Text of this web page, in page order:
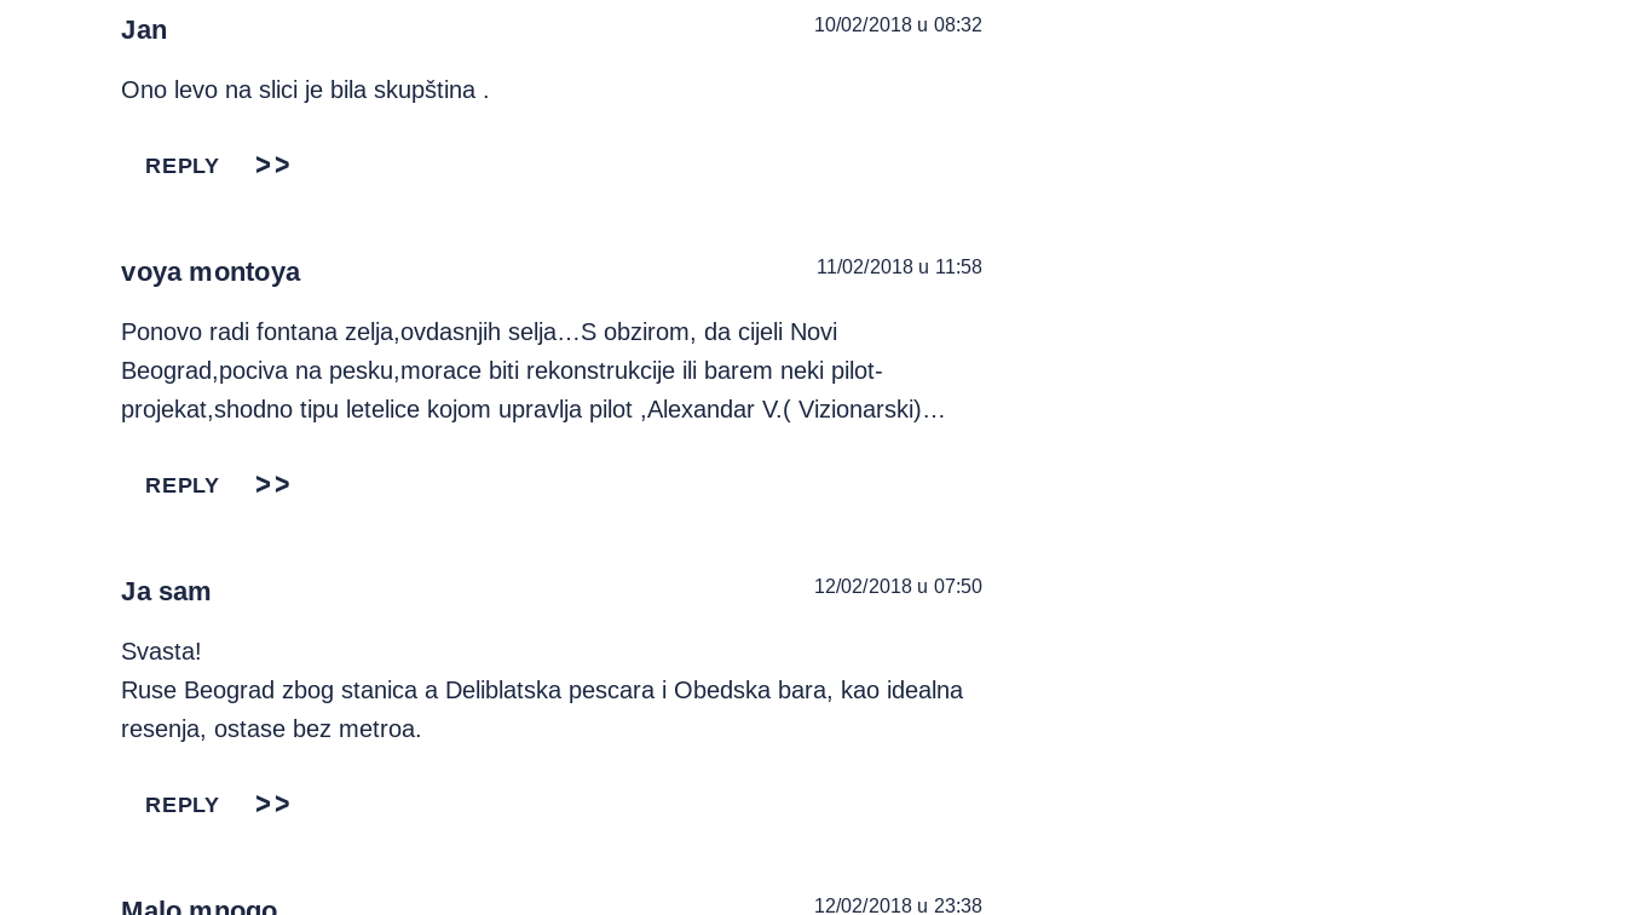
Jan 10/02/2018 u 08:32
Ono levo na slici je bila skupština .
REPLY
voya montoya 11/02/2018 u 11:58
Ponovo radi fontana zelja,ovdasnjih selja…S obzirom, da cijeli Novi
Beograd,pociva na pesku,morace biti rekonstrukcije ili barem neki pilot-
projekat,shodno tipu letelice kojom upravlja pilot ,Alexandar V.( Vizionarski)…
REPLY
Ja sam 12/02/2018 u 07:50
Svasta!
Ruse Beograd zbog stanica a Deliblatska pescara i Obedska bara, kao idealna
resenja, ostase bez metroa.
REPLY
12/02/2018 u 23:38